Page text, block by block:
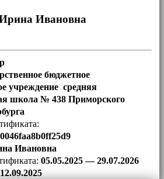
Ивановна
бюджетное
учреждение средняя
школа № 438 Приморского
Ивановна
05.05.2025 — 29.07.2026
12.09.2025